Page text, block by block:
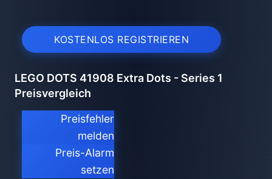
KOSTENLOS REGISTRIEREN
LEGO DOTS 41908 Extra Dots - Series 1
Preisvergleich
Preisfehler
melden
Preis-Alarm
setzen